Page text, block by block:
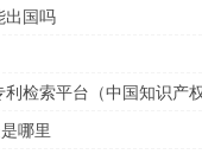
出国吗
检索平台（中国知识产
哪里